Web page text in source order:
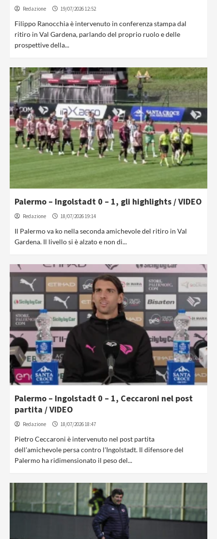
Redazione 19/07/2026 12:52
Filippo Ranocchia è intervenuto in conferenza stampa dal
ritiro in Val Gardena, parlando del proprio ruolo e delle
prospettive della...
Palermo – Ingolstadt 0 – 1, gli highlights / VIDEO
Redazione 18/07/2026 19:14
Il Palermo va ko nella seconda amichevole del ritiro in Val
Gardena. Il livello si è alzato e non di...
Palermo – Ingolstadt 0 – 1, Ceccaroni nel post
partita / VIDEO
Redazione 18/07/2026 18:47
Pietro Ceccaroni è intervenuto nel post partita
dell'amichevole persa contro l'Ingolstadt. Il difensore del
Palermo ha ridimensionato il peso del...